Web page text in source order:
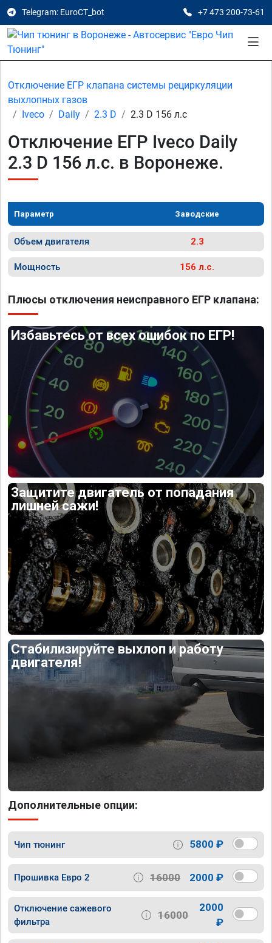
Telegram: EuroCT_bot +7 473 200-73-61
Отключение ЕГР клапана системы рециркуляции
выхлопных газов
Iveco
Daily 2.3 D 2.3 D 156 л.с
Отключение ЕГР Iveco Daily
2.3 D 156 л.с. в Воронеже.
Параметр Заводские
Объем двигателя 2.3
Мощность 156 л.с.
Плюсы отключения неисправного ЕГР клапана:
Избавьтесь от всех ошибок по ЕГР!
Защитите двигатель от попадания
лишней сажи!
Стабилизируйте выхлоп и работу
двигателя!
Дополнительные опции:
Чип тюнинг 5800 ₽
Прошивка Евро 2 16000 2000 ₽
Отключение сажевого
фильтра
16000
2000
₽